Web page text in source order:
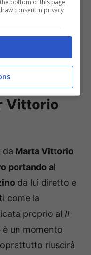
Paradiso
Vittorio
da Marta Vittorio
portando al
da lui diretto e
come la
proprio al Il
è un momento
riuscirà
bottom of this page
consent in privacy